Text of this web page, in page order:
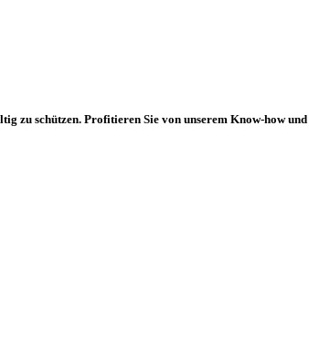
zu schützen. Profitieren Sie von unserem Know-how